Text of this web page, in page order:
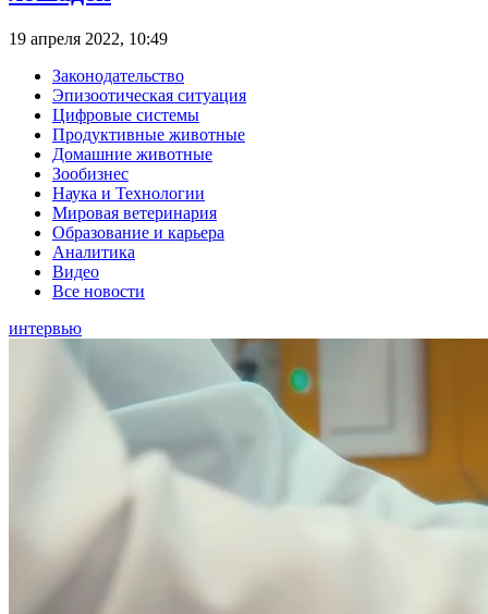
19 апреля 2022, 10:49
Законодательство
Эпизоотическая ситуация
Цифровые системы
Продуктивные животные
Домашние животные
Зообизнес
Наука и Технологии
Мировая ветеринария
Образование и карьера
Аналитика
Видео
Все новости
интервью